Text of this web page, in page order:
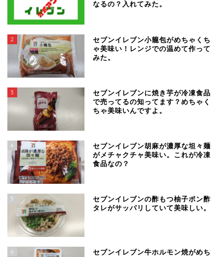
なるの？入れてみた。
2
セブンイレブン小籠包がめちゃくち
ゃ美味い！レンジでの温めて作って
みた。
3
セブンイレブンに焼き芋が冷凍食品
で売ってるの知ってます？めちゃく
ちゃ美味いんですよ。
4
セブンイレブン胡麻が濃厚な坦々麺
がメチャクチャ美味い。これが冷凍
食品なの？
5
セブンイレブンの酢もつ柚子ポン酢
タレがサッパリしていて美味しい。
6
セブンイレブン牛ホルモン焼がめち